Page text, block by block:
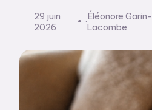
29 juin
2026
·Éléonore Garin-
Lacombe